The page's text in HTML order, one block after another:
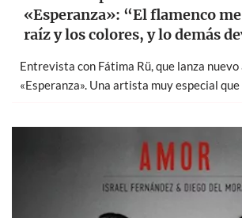
«Esperanza»: “El flamenco
raíz y los colores, y lo demás
Entrevista con Fátima Rü, que lanza nuevo
«Esperanza». Una artista muy especial